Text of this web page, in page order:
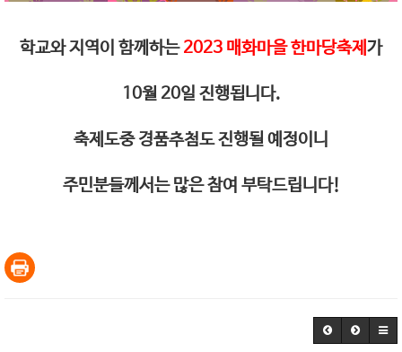
학교와 지역이 함께하는2023 매화마을 한마당축제 가
10월 20일 진행됩니다.
축제도중 경품추첨도 진행될 예정이니
주민분들께서는 많은 참여 부탁드립니다!